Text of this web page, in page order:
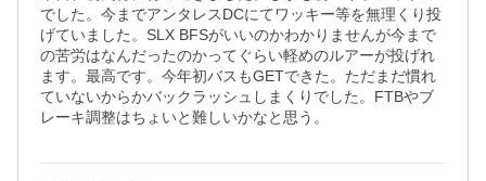
でした。今までアンタレスDCにてワッキー等を無理くり投
げていました。SLX BFSがいいのかわかりませんが今まで
の苦労はなんだったのかってぐらい軽めのルアーが投げれ
ます。最高です。今年初バスもGETできた。ただまだ慣れ
ていないからかバックラッシュしまくりでした。FTBやブ
レーキ調整はちょいと難しいかなと思う。